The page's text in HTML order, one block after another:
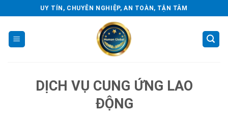
to
content
UY TÍN, CHUYÊN NGHIỆP, AN TOÀN, TẬN TÂM
DỊCH VỤ CUNG ỨNG LAO
ĐỘNG